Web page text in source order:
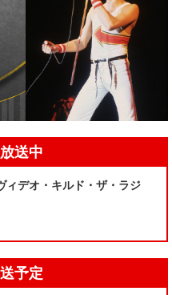
送中
ィデオ・キルド・ザ・ラジ
予定